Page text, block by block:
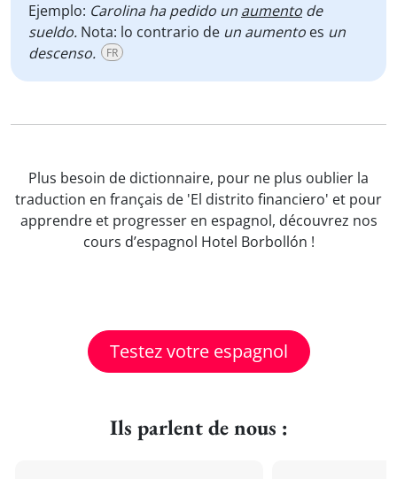
Ejemplo: Carolina ha pedido un aumento de
sueldo. Nota: lo contrario de un aumento es un
descenso.
FR
Plus besoin de dictionnaire, pour ne plus oublier la
traduction en français de 'El distrito financiero' et pour
apprendre et progresser en espagnol, découvrez nos
cours d’espagnol Hotel Borbollón !
Testez votre espagnol
Ils parlent de nous :